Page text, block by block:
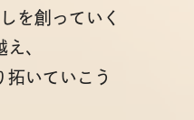
を創っていく
、
拓いていこう